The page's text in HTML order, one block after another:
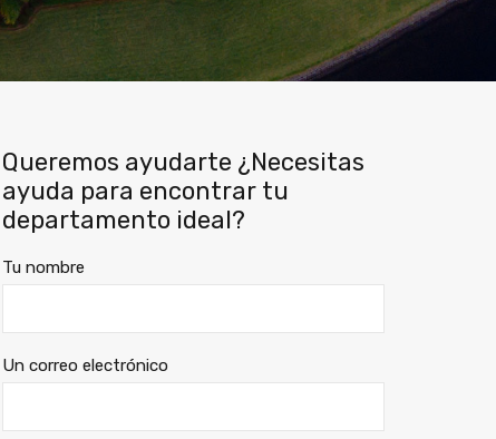
Queremos ayudarte ¿Necesitas
ayuda para encontrar tu
departamento ideal?
Tu nombre
Un correo electrónico